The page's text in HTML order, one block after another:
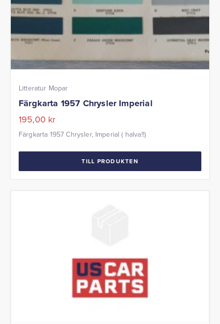
Litteratur Mopar
Färgkarta 1957 Chrysler Imperial
195,00 kr
Färgkarta 1957 Chrysler, Imperial ( halva!!)
TILL PRODUKTEN